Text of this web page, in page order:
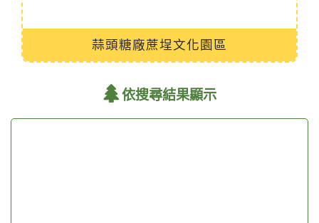
蒜頭糖廠蔗埕文化園區
依搜尋結果顯示